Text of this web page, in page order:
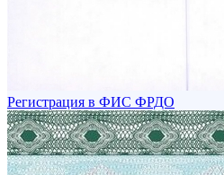
Регистрация в ФИС ФРДО